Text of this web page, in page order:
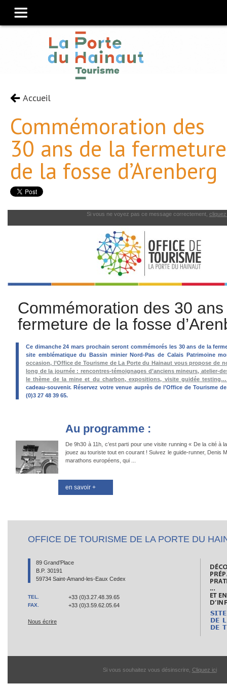
Accueil
Commémoration des
30 ans de la fermeture
de la fosse d’Arenberg
Si vous ne voyez pas ce message correctement,
Commémoration des 30
fermeture de la fosse
Ce dimanche 24 mars prochain seront commémorés les 30 ans de la
site emblématique du Bassin minier Nord-Pas de Calais Patrimoine
occasion, l’Office de Tourisme de La Porte du Hainaut vous propose de
long de la journée : rencontres-témoignages d’anciens mineurs, atelier-
le thème de la mine et du charbon, expositions, visite guidée
cadeau-souvenir. Réservez votre venue auprès de l’Office de Tourisme
(0)3 27 48 39 65.
Au programme :
De 9h30 à 11h, c’est parti pour une visite running « De la cité à
jouez au touriste tout en courant ! Suivez le guide-runner, Denis
marathons européens, qui ...
en savoir +
OFFICE DE TOURISME DE LA PORTE DU
89 Grand’Place
B.P. 30191
59734 Saint-Amand-les-Eaux Cedex
TEL. +33 (0)3.27.48.39.65
FAX. +33 (0)3.59.62.05.64
Nous écrire
Si vous souhaitez vous désinscrire, Cliquez ici